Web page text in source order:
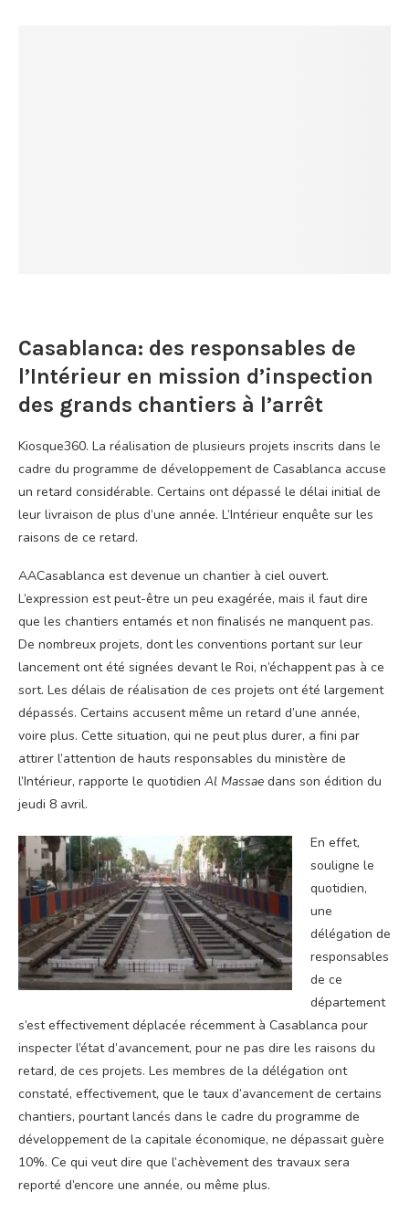
Casablanca: des responsables de
l’Intérieur en mission d’inspection
des grands chantiers à l’arrêt
Kiosque360. La réalisation de plusieurs projets inscrits dans le
cadre du programme de développement de Casablanca accuse
un retard considérable. Certains ont dépassé le délai initial de
leur livraison de plus d’une année. L’Intérieur enquête sur les
raisons de ce retard.
AACasablanca est devenue un chantier à ciel ouvert.
L’expression est peut-être un peu exagérée, mais il faut dire
que les chantiers entamés et non finalisés ne manquent pas.
De nombreux projets, dont les conventions portant sur leur
lancement ont été signées devant le Roi, n’échappent pas à ce
sort. Les délais de réalisation de ces projets ont été largement
dépassés. Certains accusent même un retard d’une année,
voire plus. Cette situation, qui ne peut plus durer, a fini par
attirer l’attention de hauts responsables du ministère de
l’Intérieur, rapporte le quotidien Al Massae dans son édition du
jeudi 8 avril.
En effet,
souligne le
quotidien,
une
délégation de
responsables
de ce
département
s’est effectivement déplacée récemment à Casablanca pour
inspecter l’état d’avancement, pour ne pas dire les raisons du
retard, de ces projets. Les membres de la délégation ont
constaté, effectivement, que le taux d’avancement de certains
chantiers, pourtant lancés dans le cadre du programme de
développement de la capitale économique, ne dépassait guère
10%. Ce qui veut dire que l’achèvement des travaux sera
reporté d’encore une année, ou même plus.